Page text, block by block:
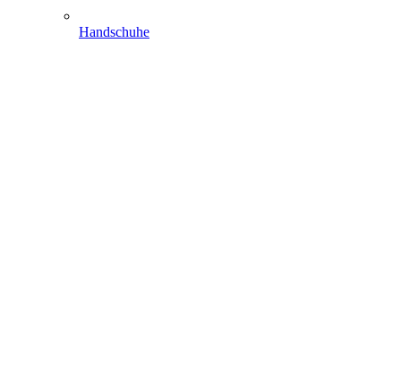
Handschuhe